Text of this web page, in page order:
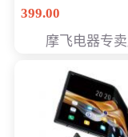
198元
399.00
摩飞电器专